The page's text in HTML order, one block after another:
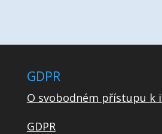
GDPR
O svobodném přístupu k
GDPR